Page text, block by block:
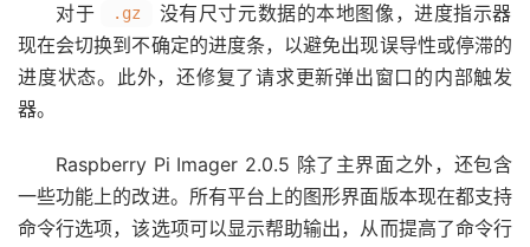
对于 .gz
没有尺寸元数据的本地图像，进度指示器
现在会切换到不确定的进度条，以避免出现误导性或停滞的
进度状态。此外，还修复了请求更新弹出窗口的内部触发
器。
Raspberry Pi Imager 2.0.5 除了主界面之外，还包含
一些功能上的改进。所有平台上的图形界面版本现在都支持
命令行选项，该选项可以显示帮助输出，从而提高了命令行